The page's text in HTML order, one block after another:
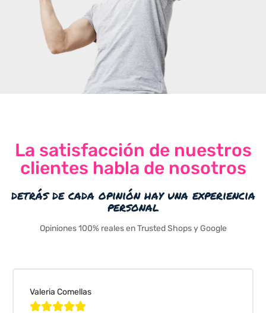
La satisfacción de nuestros
clientes habla de nosotros
detrás de cada opinión hay una experiencia
personal
Opiniones 100% reales en Trusted Shops y Google
Valeria Comellas
